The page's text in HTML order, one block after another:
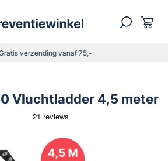
verzending vanaf 75,-
Vluchtladder 4,5 meter